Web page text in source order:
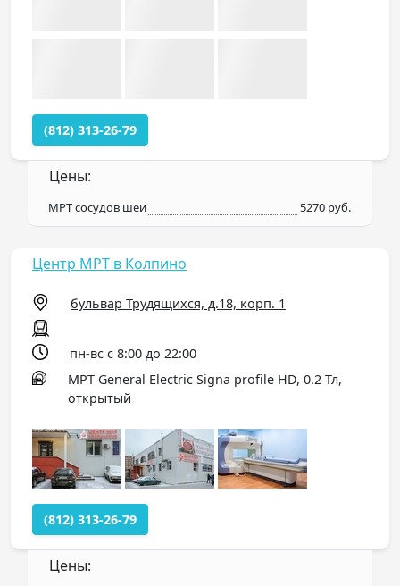
(812) 313-26-79
Цены:
МРТ сосудов шеи 5270 руб.
Центр МРТ в Колпино
бульвар Трудящихся, д.18, корп. 1
пн-вс с 8:00 до 22:00
МРТ General Electric Signa profile HD, 0.2 Тл,
открытый
(812) 313-26-79
Цены: